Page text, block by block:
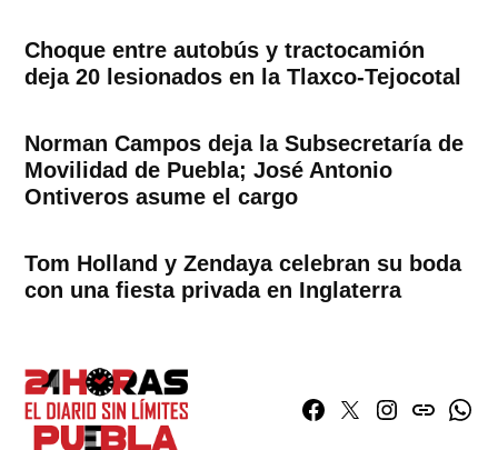
Choque entre autobús y tractocamión
deja 20 lesionados en la Tlaxco-Tejocotal
Norman Campos deja la Subsecretaría de
Movilidad de Puebla; José Antonio
Ontiveros asume el cargo
Tom Holland y Zendaya celebran su boda
con una fiesta privada en Inglaterra
Facebook
TwitterInstagram
issuu